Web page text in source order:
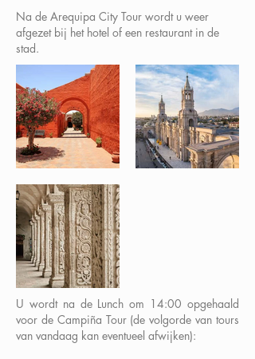
Na de Arequipa City Tour wordt u weer
afgezet bij het hotel of een restaurant in de
stad.
U wordt na de Lunch om 14:00 opgehaald
voor de Campiña Tour (de volgorde van tours
van vandaag kan eventueel afwijken):